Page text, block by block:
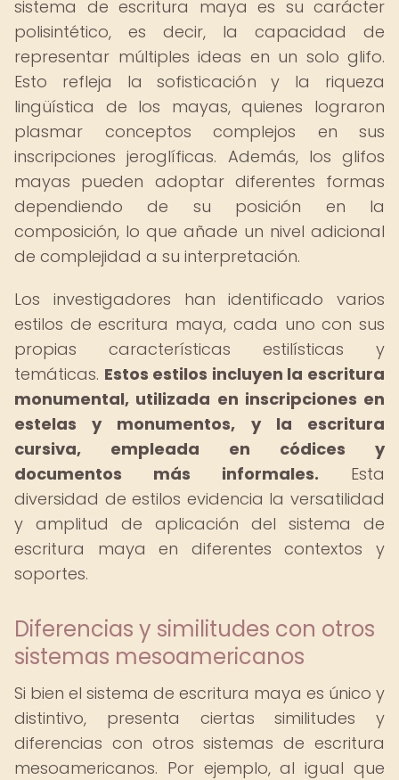
sistema de escritura maya es su carácter
polisintético, es decir, la capacidad de
representar múltiples ideas en un solo glifo.
Esto refleja la sofisticación y la riqueza
lingüística de los mayas, quienes lograron
plasmar conceptos complejos en sus
inscripciones jeroglíficas. Además, los glifos
mayas pueden adoptar diferentes formas
dependiendo de su posición en la
composición, lo que añade un nivel adicional
de complejidad a su interpretación.
Los investigadores han identificado varios
estilos de escritura maya, cada uno con sus
propias características estilísticas y
temáticas. Estos estilos incluyen la escritura
monumental, utilizada en inscripciones en
estelas y monumentos, y la escritura
cursiva, empleada en códices y
documentos más informales. Esta
diversidad de estilos evidencia la versatilidad
y amplitud de aplicación del sistema de
escritura maya en diferentes contextos y
soportes.
Diferencias y similitudes con otros
sistemas mesoamericanos
Si bien el sistema de escritura maya es único y
distintivo, presenta ciertas similitudes y
diferencias con otros sistemas de escritura
mesoamericanos. Por ejemplo, al igual que